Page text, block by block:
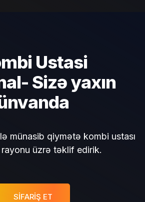
Ustasi
Sizə yaxın
münasib qiymətə kombi ustası
rayonu üzrə təklif edirik.
SIFARIŞ ET